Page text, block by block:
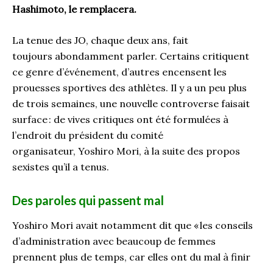
Hashimoto, le remplacera.
La tenue des JO, chaque deux ans, fait
toujours abondamment parler. Certains critiquent
ce genre d’événement, d’autres encensent les
prouesses sportives des athlètes. Il y a un peu plus
de trois semaines, une nouvelle controverse faisait
surface: de vives critiques ont été formulées à
l’endroit du président du comité
organisateur, Yoshiro Mori, à la suite des propos
sexistes qu’il a tenus.
Des paroles qui passent mal
Yoshiro Mori avait notamment dit que «les conseils
d’administration avec beaucoup de femmes
prennent plus de temps, car elles ont du mal à finir